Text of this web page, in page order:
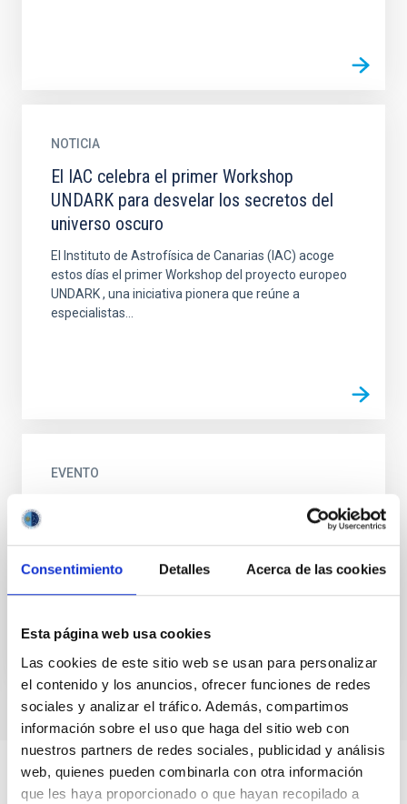
Consentimiento Detalles Acerca de las cookies
Esta página web usa cookies
Las cookies de este sitio web se usan para personalizar
el contenido y los anuncios, ofrecer funciones de redes
sociales y analizar el tráfico. Además, compartimos
información sobre el uso que haga del sitio web con
nuestros partners de redes sociales, publicidad y análisis
web, quienes pueden combinarla con otra información
que les haya proporcionado o que hayan recopilado a
NOTICIA
El IAC celebra el primer Workshop
UNDARK para desvelar los secretos del
universo oscuro
El Instituto de Astrofísica de Canarias (IAC) acoge
estos días el primer Workshop del proyecto europeo
UNDARK , una iniciativa pionera que reúne a
especialistas...
EVENTO
¿Se puede escuchar la materia oscura?
Ciencia y el Cosmos, en La Laguna (Tenerife) la...